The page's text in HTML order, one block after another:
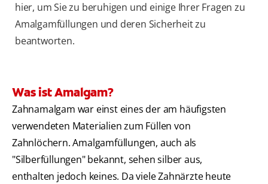
hier, um Sie zu beruhigen und einige Ihrer Fragen zu
Amalgamfüllungen und deren Sicherheit zu
beantworten.
Was ist Amalgam?
Zahnamalgam war einst eines der am häufigsten
verwendeten Materialien zum Füllen von
Zahnlöchern. Amalgamfüllungen, auch als
"Silberfüllungen" bekannt, sehen silber aus,
enthalten jedoch keines. Da viele Zahnärzte heute